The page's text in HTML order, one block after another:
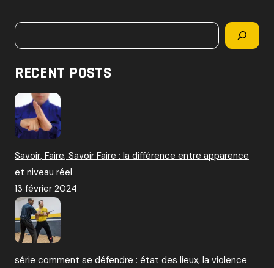
r
Rechercher
RECENT POSTS
Savoir, Faire, Savoir Faire : la différence entre apparence
et niveau réel
13 février 2024
série comment se défendre : état des lieux, la violence